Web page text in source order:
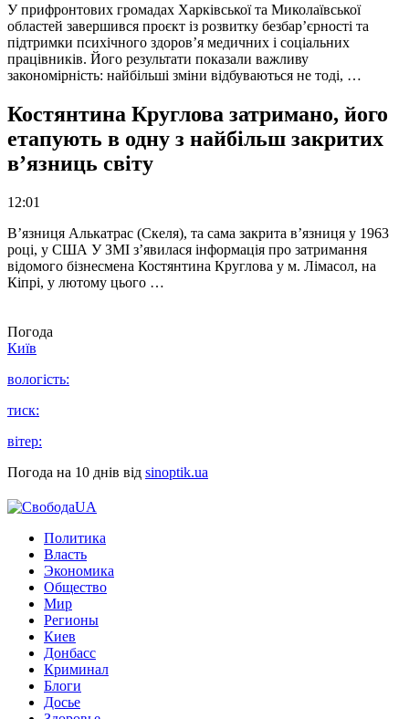
У прифронтових громадах Харківської та Миколаївської
областей завершився проєкт із розвитку безбар’єрності та
підтримки психічного здоров’я медичних і соціальних
працівників. Його результати показали важливу
закономірність: найбільші зміни відбуваються не тоді, …
Костянтина Круглова затримано, його
етапують в одну з найбільш закритих
в’язниць світу
12:01
В’язниця Алькатрас (Скеля), та сама закрита в’язниця у 1963
році, у США У ЗМІ з’явилася інформація про затримання
відомого бізнесмена Костянтина Круглова у м. Лімасол, на
Кіпрі, у лютому цього …
Погода
Київ
вологість:
тиск:
вітер:
Погода на 10 днів від sinoptik.ua
Политика
Власть
Экономика
Общество
Мир
Регионы
Киев
Донбасс
Криминал
Блоги
Досье